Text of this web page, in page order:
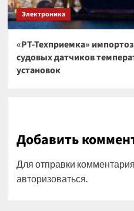
Электроника
«РТ-Техприемка»
судовых датчиков
установок
Добавить
Для отправки
авторизоваться